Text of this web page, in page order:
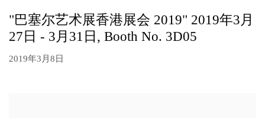
"巴塞尔艺术展香港展会 2019" 2019年3月
27日 - 3月31日, Booth No. 3D05
2019年3月8日